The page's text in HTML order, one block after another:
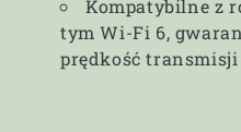
Kompatybilne z
tym Wi-Fi 6,
prędkość transmisji